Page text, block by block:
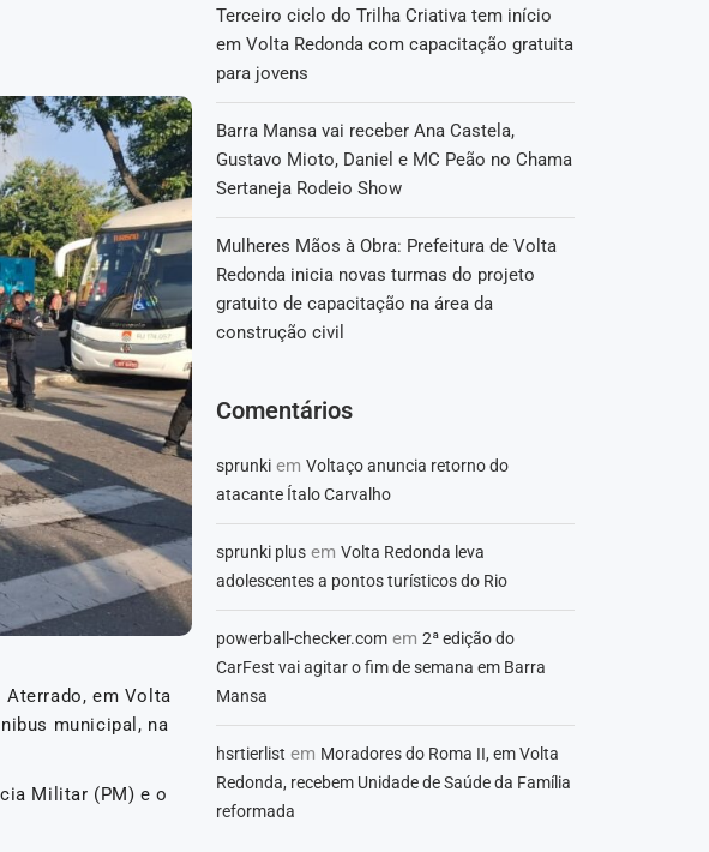
Aterrado, em Volta
municipal, na
Militar (PM) e o
Terceiro ciclo do Trilha Criativa tem início
em Volta Redonda com capacitação gratuita
para jovens
Barra Mansa vai receber Ana Castela,
Gustavo Mioto, Daniel e MC Peão no Chama
Sertaneja Rodeio Show
Mulheres Mãos à Obra: Prefeitura de Volta
Redonda inicia novas turmas do projeto
gratuito de capacitação na área da
construção civil
Comentários
sprunkiem Voltaço anuncia retorno do
atacante Ítalo Carvalho
sprunki plusem Volta Redonda leva
adolescentes a pontos turísticos do Rio
powerball-checker.comem 2ª edição do
CarFest vai agitar o fim de semana em Barra
Mansa
hsrtierlist em Moradores do Roma II, em Volta
Redonda, recebem Unidade de Saúde da Família
reformada